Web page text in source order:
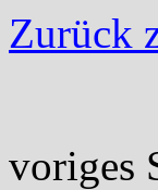
Zurück
voriges